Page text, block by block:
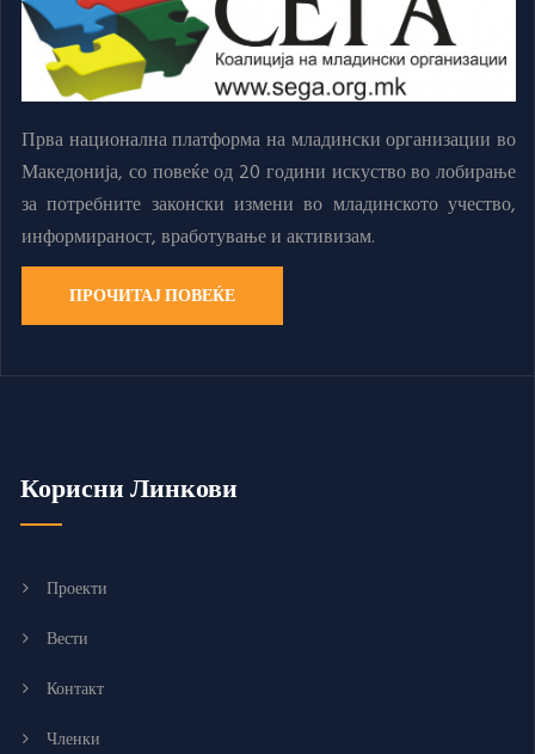
Прва национална платформа на младински организации во
Македонија, со повеќе од 20 години искуство во лобирање
за потребните законски измени во младинското учество,
информираност, вработување и активизам.
ПРОЧИТАЈ ПОВЕЌЕ
Корисни Линкови
Проекти
Вести
Контакт
Членки